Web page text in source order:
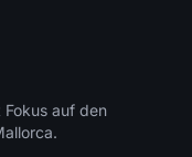
auf den